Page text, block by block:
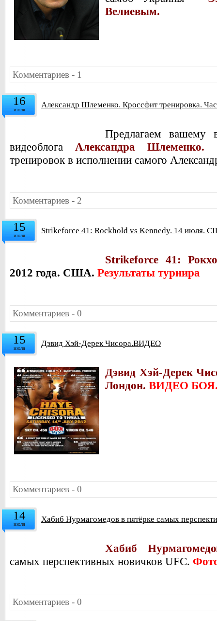
Велиевым.
Комментариев - 1
16
июля Александр Шлеменко. Кроссфит тренировка.
Предлагаем вашему
видеоблога Александра Шлеменко.
тренировок в исполнении самого
Комментариев - 2
15
июля Strikeforce 41: Rockhold vs Kennedy. 14 июля.
Strikeforce 41:
2012 года. США. Результаты турнира
Комментариев - 0
15
июля Дэвид Хэй-Дерек Чисора.ВИДЕО
Дэвид Хэй-Дерек
Лондон. ВИДЕО
Комментариев - 0
14
июля Хабиб Нурмагомедов в пятёрке самых
Хабиб
самых перспективных новичков UFC.
Комментариев - 0